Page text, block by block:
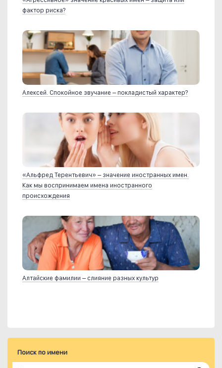
фактор риска?
Алексей. Спокойное звучание – покладистый характер?
«Альфред Терентьевич» – значение иностранных имен.
Как мы воспринимаем имена иностранного
происхождения
Алтайские фамилии – слияние разных культур
Поиск по имени